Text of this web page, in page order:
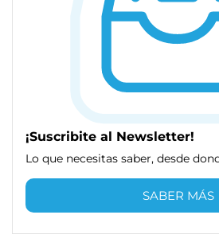
¡Suscribite al Newsletter!
Lo que necesitas saber, desde
SABER MÁS